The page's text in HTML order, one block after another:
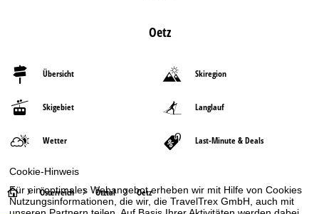
Cookie-Hinweis
Für ein optimales Webangebot erheben wir mit Hilfe von Cookies
Nutzungsinformationen, die wir, die TravelTrex GmbH, auch mit
Oetz
Übersicht Skiregion
Skigebiet Langlauf
Wetter Last-Minute & Deals
S Österreich Ötztal Oetz